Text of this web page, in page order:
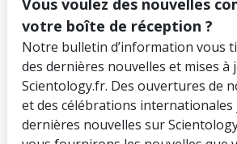
Vous voulez des nouvelles
votre boîte de réception ?
Notre bulletin d’information vous
des dernières nouvelles et mises à
Scientology.fr. Des ouvertures de
et des célébrations internationales
dernières nouvelles sur